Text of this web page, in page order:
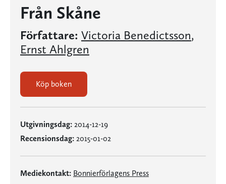
Från Skåne
Författare: Victoria Benedictsson,
Ernst Ahlgren
Köp boken
Utgivningsdag: 2014-12-19
Recensionsdag: 2015-01-02
Mediekontakt: Bonnierförlagens Press